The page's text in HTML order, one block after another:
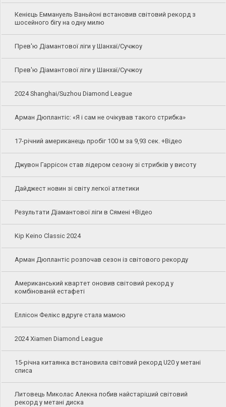
Кенієць Еммануель Ваньйоні встановив світовий рекорд з
шосейного бігу на одну милю
Прев'ю Діамантової ліги у Шанхаї/Сучжоу
Прев'ю Діамантової ліги у Шанхаї/Сучжоу
2024 Shanghai/Suzhou Diamond League
Арман Дюплантіс: «Я і сам не очікував такого стрибка»
17-річний американець пробіг 100 м за 9,93 сек. +Відео
Джувон Гаррісон став лідером сезону зі стрибків у висоту
Дайджест новин зі світу легкої атлетики
Результати Діамантової ліги в Сямені +Відео
Kip Keino Classic 2024
Арман Дюплантіс розпочав сезон із світового рекорду
Американський квартет оновив світовий рекорд у
комбінованій естафеті
Еллісон Фелікс вдруге стала мамою
2024 Xiamen Diamond League
15-річна китаянка встановила світовий рекорд U20 у метані
списа
Литовець Миколас Алекна побив найстаріший світовий
рекорд у метані диска